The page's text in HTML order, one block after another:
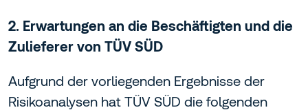
2. Erwartungen an die Beschäftigten und die
Zulieferer von TÜV SÜD
Aufgrund der vorliegenden Ergebnisse der
Risikoanalysen hat TÜV SÜD die folgenden